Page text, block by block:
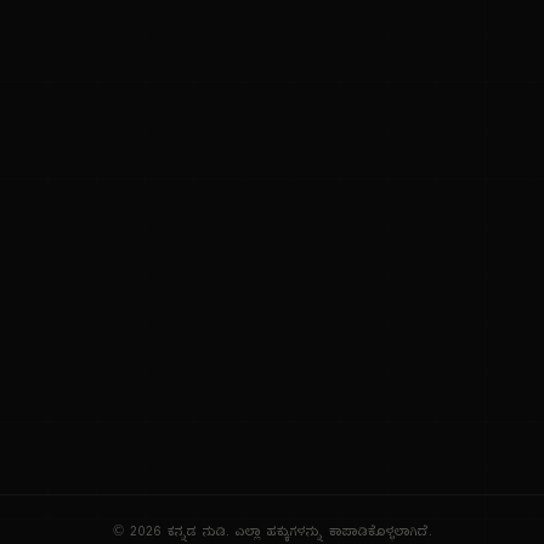
© 2026 ಕನ್ನಡ ನುಡಿ. ಎಲ್ಲಾ ಹಕ್ಕುಗಳನ್ನು ಕಾಪಾಡಿಕೊಳ್ಳಲಾಗಿದೆ.